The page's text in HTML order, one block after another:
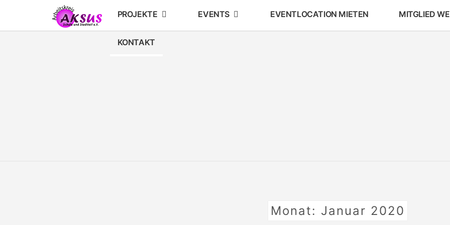
PROJEKTE EVENTS EVENTLOCATION MIETEN MITGLIED
KONTAKT
Monat: Januar 2020